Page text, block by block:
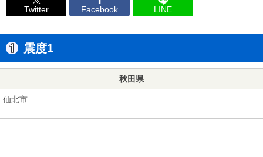
Twitter Facebook LINE
震度1
秋田県
仙北市